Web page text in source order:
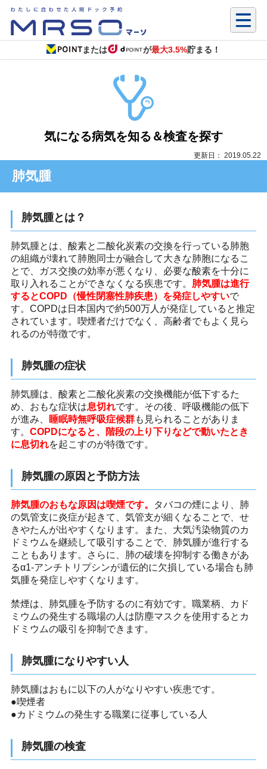
または が最大3.5%貯まる！
気になる病気を知る＆検査を探す
更新日： 2019.05.22
肺気腫
肺気腫とは？
肺気腫とは、酸素と二酸化炭素の交換を行っている肺胞
の組織が壊れて肺胞同士が融合して大きな肺胞になるこ
とで、ガス交換の効率が悪くなり、必要な酸素を十分に
取り入れることができなくなる疾患です。 肺気腫は進行
するとCOPD（慢性閉塞性肺疾患）を発症しやすいで
す。COPDは日本国内で約500万人が発症していると推定
されています。喫煙者だけでなく、高齢者でもよく見ら
れるのが特徴です。
肺気腫の症状
肺気腫は、酸素と二酸化炭素の交換機能が低下するた
め、おもな症状は息切れです。その後、呼吸機能の低下
が進み、
睡眠時無呼吸症候群も見られることがありま
す。 COPDになると、階段の上り下りなどで動いたとき
に息切れを起こすのが特徴です。
肺気腫の原因と予防方法
肺気腫のおもな原因は喫煙です。
タバコの煙により、肺
の気管支に炎症が起きて、気管支が細くなることで、せ
きやたんが出やすくなります。また、大気汚染物質のカ
ドミウムを継続して吸引することで、肺気腫が進行する
こともあります。さらに、肺の破壊を抑制する働きがあ
るα1-アンチトリプシンが遺伝的に欠損している場合も肺
気腫を発症しやすくなります。
禁煙は、肺気腫を予防するのに有効です。職業柄、カド
ミウムの発生する職場の人は防塵マスクを使用するとカ
ドミウムの吸引を抑制できます。
肺気腫になりやすい人
肺気腫はおもに以下の人がなりやすい疾患です。
●喫煙者
●カドミウムの発生する職業に従事している人
肺気腫の検査